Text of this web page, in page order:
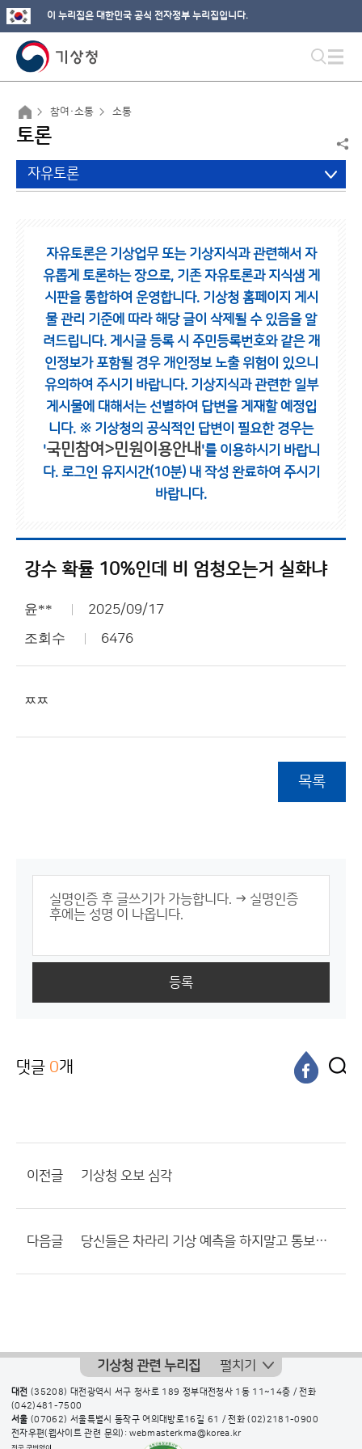
이 누리집은 대한민국 공식 전자정부 누리집입니다.
참여·소통 소통
토론
자유토론
자유토론은 기상업무 또는 기상지식과 관련해서 자
유롭게 토론하는 장으로, 기존 자유토론과 지식샘 게
시판을 통합하여 운영합니다. 기상청 홈페이지 게시
물 관리 기준에 따라 해당 글이 삭제될 수 있음을 알
려드립니다. 게시글 등록 시 주민등록번호와 같은 개
인정보가 포함될 경우 개인정보 노출 위험이 있으니
유의하여 주시기 바랍니다. 기상지식과 관련한 일부
게시물에 대해서는 선별하여 답변을 게재할 예정입
니다. ※ 기상청의 공식적인 답변이 필요한 경우는
'국민참여>민원이용안내 '를 이용하시기 바랍니
다. 로그인 유지시간(10분) 내 작성 완료하여 주시기
바랍니다.
강수 확률 10%인데 비 엄청오는거 실화냐
윤** 2025/09/17
조회수 6476
ㅉㅉ
목록
등록
댓글 0개
이전글 기상청 오보 심각
다음글 당신들은 차라리 기상 예측을 하지말고 통보를 하세요. 월급이 아깝습니다.
기상청 관련 누리집 펼치기
대전 (35208) 대전광역시 서구 청사로 189 정부대전청사 1동 11~14층 / 전화
(042)481-7500
서울 (07062) 서울특별시 동작구 여의대방로16길 61 / 전화(02)2181-0900
전자우편(웹사이트 관련 문의): webmasterkma@korea.kr